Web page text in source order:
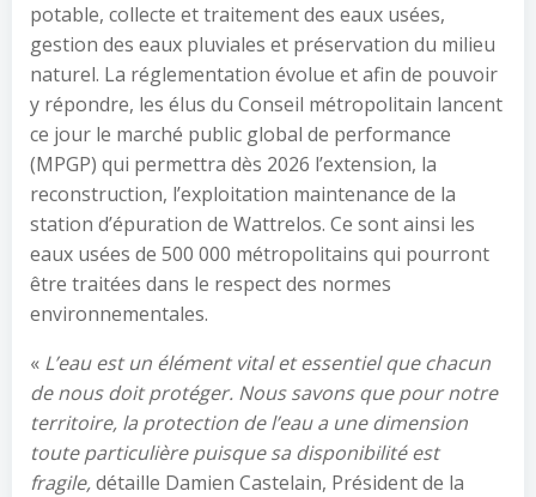
potable, collecte et traitement des eaux usées,
gestion des eaux pluviales et préservation du milieu
naturel. La réglementation évolue et afin de pouvoir
y répondre, les élus du Conseil métropolitain lancent
ce jour le marché public global de performance
(MPGP) qui permettra dès 2026 l’extension, la
reconstruction, l’exploitation maintenance de la
station d’épuration de Wattrelos. Ce sont ainsi les
eaux usées de 500 000 métropolitains qui pourront
être traitées dans le respect des normes
environnementales.
« L’eau est un élément vital et essentiel que chacun
de nous doit protéger. Nous savons que pour notre
territoire, la protection de l’eau a une dimension
toute particulière puisque sa disponibilité est
fragile,détaille Damien Castelain, Président de la